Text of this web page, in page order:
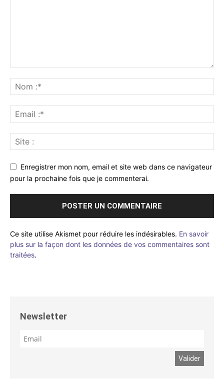
Enregistrer mon nom, email et site web dans ce navigateur
pour la prochaine fois que je commenterai.
Ce site utilise Akismet pour réduire les indésirables. En savoir
plus sur la façon dont les données de vos commentaires sont
traitées.
Newsletter